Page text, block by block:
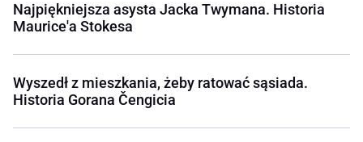
Najpiękniejsza asysta Jacka Twymana. Historia
Maurice'a Stokesa
Wyszedł z mieszkania, żeby ratować sąsiada.
Historia Gorana Čengicia